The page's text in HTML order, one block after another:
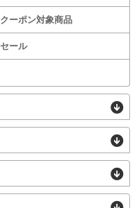
クーポン対象商品
セール